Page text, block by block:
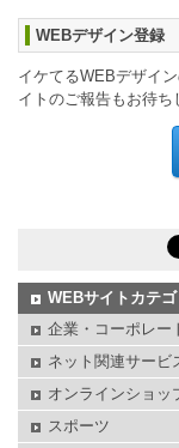
WEBデザイン登録
イケてるWEBデザイ
イトのご報告もお待ち
WEBサイトカテゴ
企業・コーポレー
ネット関連サービ
オンラインショッ
スポーツ